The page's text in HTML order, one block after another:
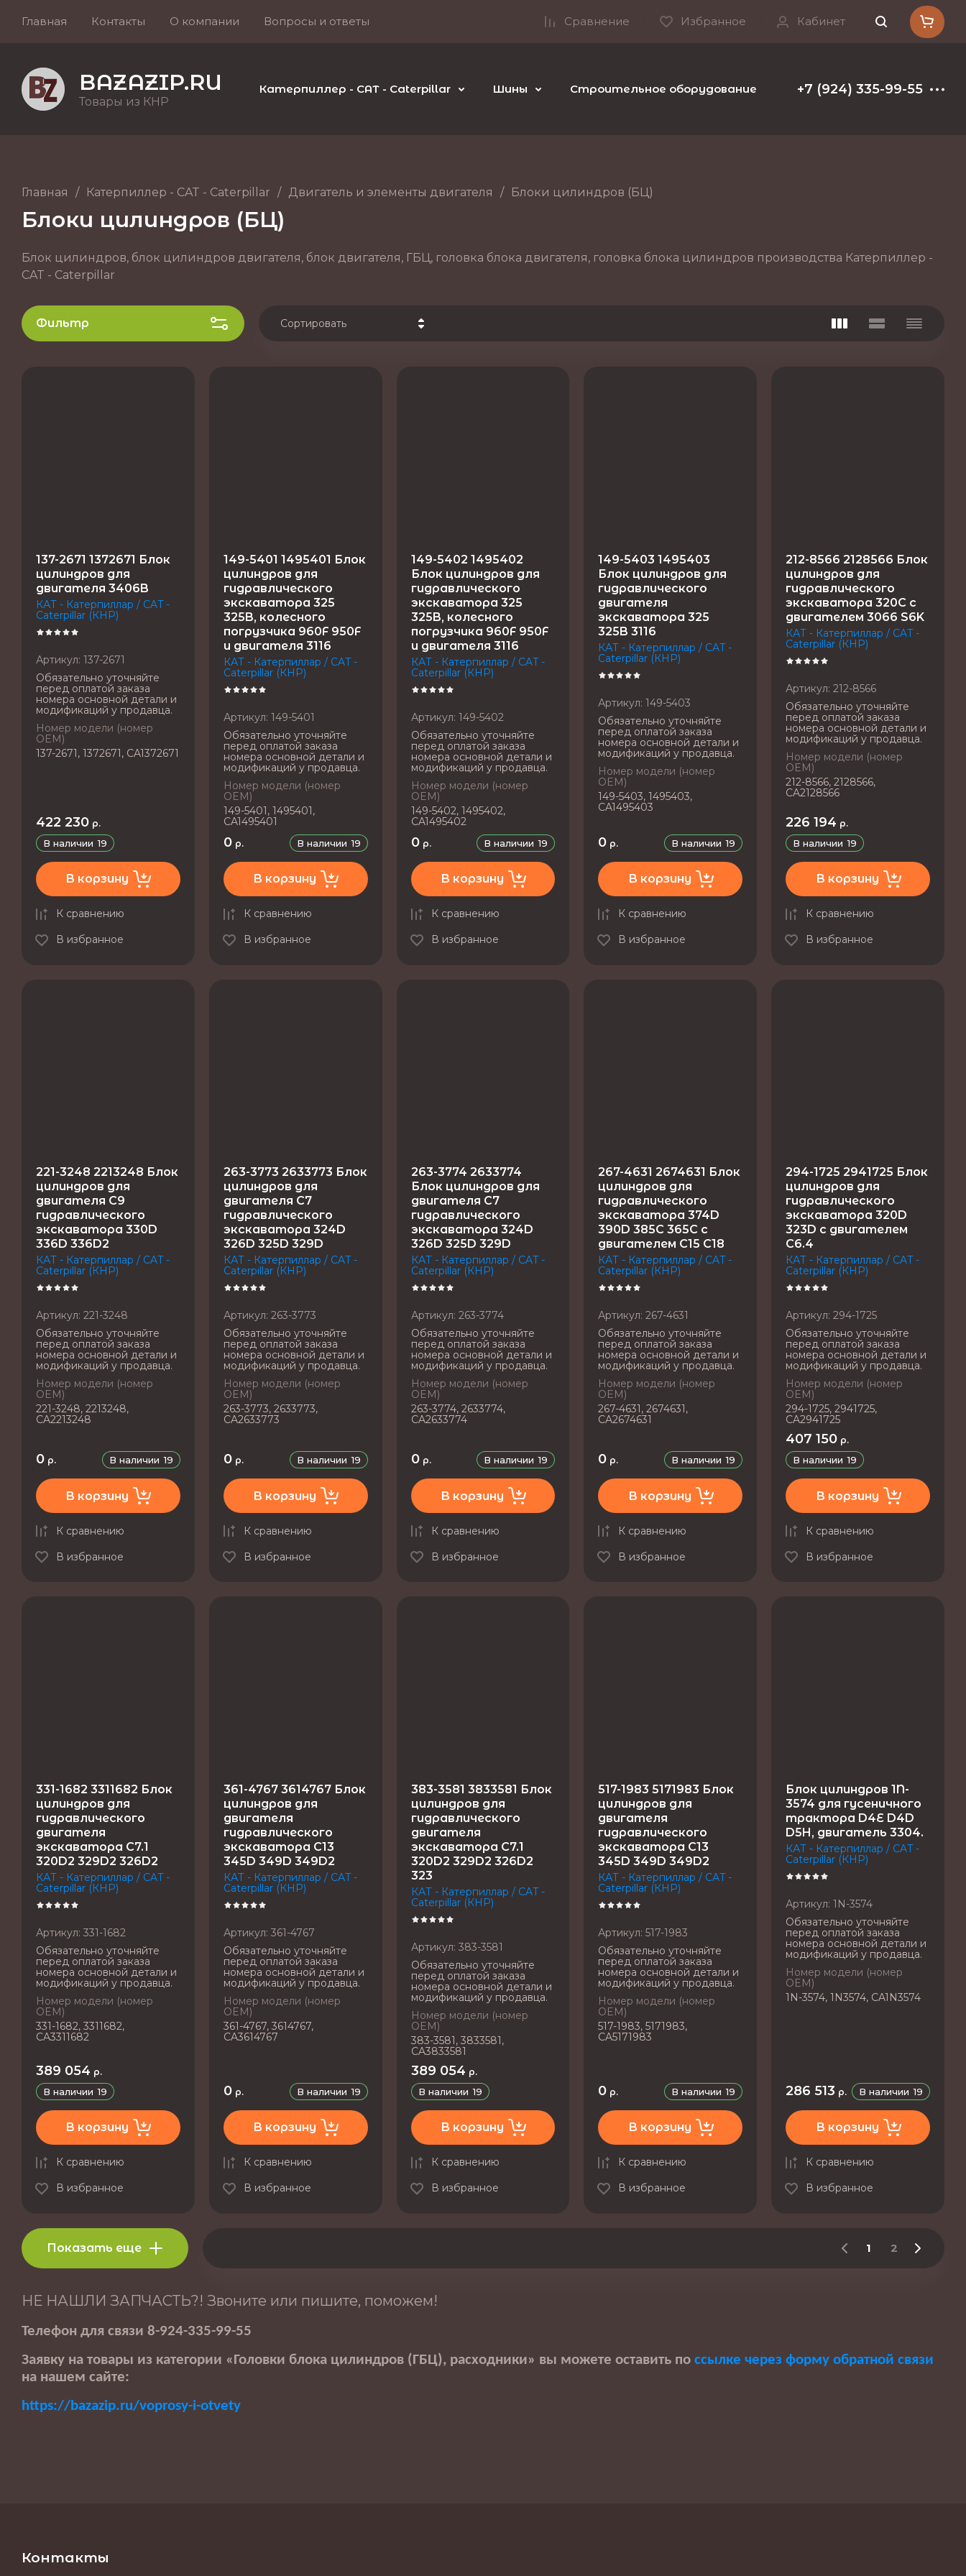
Главная Контакты О компании Вопросы и ответы Сравнение Избранное Кабинет
BAZAZIP.RU
Товары из КНР
Катерпиллер - CAT - Caterpillar Шины Строительное оборудование и расходные материалы
+7 (924) 335-99-55
Главная / Катерпиллер - CAT - Caterpillar / Двигатель и элементы двигателя / Блоки цилиндров (БЦ)
Блоки цилиндров (БЦ)
Блок цилиндров, блок цилиндров двигателя, блок двигателя, ГБЦ, головка блока двигателя, головка блока цилиндров производства Катерпиллер -
CAT - Caterpillar
Фильтр Сортировать
137-2671 1372671 Блок
цилиндров для
двигателя 3406B
КАТ - Катерпиллар / CAT -
Caterpillar (КНР)
Артикул: 137-2671
Обязательно уточняйте
перед оплатой заказа
номера основной детали и
модификаций у продавца.
Номер модели (номер
OEM)
137-2671, 1372671, CA1372671
В наличии 19
422 230 р.
В корзину
К сравнению
В избранное
149-5401 1495401 Блок
цилиндров для
гидравлического
экскаватора 325
325B, колесного
погрузчика 960F 950F
и двигателя 3116
КАТ - Катерпиллар / CAT -
Caterpillar (КНР)
Артикул: 149-5401
Обязательно уточняйте
перед оплатой заказа
номера основной детали и
модификаций у продавца.
Номер модели (номер
OEM)
149-5401, 1495401,
CA1495401
В наличии 19
0 р.
В корзину
К сравнению
В избранное
149-5402 1495402
Блок цилиндров для
гидравлического
экскаватора 325
325B, колесного
погрузчика 960F 950F
и двигателя 3116
КАТ - Катерпиллар / CAT -
Caterpillar (КНР)
Артикул: 149-5402
Обязательно уточняйте
перед оплатой заказа
номера основной детали и
модификаций у продавца.
Номер модели (номер
OEM)
149-5402, 1495402,
CA1495402
В наличии 19
0 р.
В корзину
К сравнению
В избранное
149-5403 1495403
Блок цилиндров для
гидравлического
двигателя
экскаватора 325
325B 3116
КАТ - Катерпиллар / CAT -
Caterpillar (КНР)
Артикул: 149-5403
Обязательно уточняйте
перед оплатой заказа
номера основной детали и
модификаций у продавца.
Номер модели (номер
OEM)
149-5403, 1495403,
CA1495403
В наличии 19
0 р.
В корзину
К сравнению
В избранное
212-8566 2128566 Блок
цилиндров для
гидравлического
экскаватора 320C с
двигателем 3066 S6K
КАТ - Катерпиллар / CAT -
Caterpillar (КНР)
Артикул: 212-8566
Обязательно уточняйте
перед оплатой заказа
номера основной детали и
модификаций у продавца.
Номер модели (номер
OEM)
212-8566, 2128566,
CA2128566
В наличии 19
226 194 р.
В корзину
К сравнению
В избранное
221-3248 2213248 Блок
цилиндров для
двигателя C9
гидравлического
экскаватора 330D
336D 336D2
КАТ - Катерпиллар / CAT -
Caterpillar (КНР)
Артикул: 221-3248
Обязательно уточняйте
перед оплатой заказа
номера основной детали и
модификаций у продавца.
Номер модели (номер
OEM)
221-3248, 2213248,
CA2213248
В наличии 19
0 р.
В корзину
К сравнению
В избранное
263-3773 2633773 Блок
цилиндров для
двигателя C7
гидравлического
экскаватора 324D
326D 325D 329D
КАТ - Катерпиллар / CAT -
Caterpillar (КНР)
Артикул: 263-3773
Обязательно уточняйте
перед оплатой заказа
номера основной детали и
модификаций у продавца.
Номер модели (номер
OEM)
263-3773, 2633773,
CA2633773
В наличии 19
0 р.
В корзину
К сравнению
В избранное
263-3774 2633774
Блок цилиндров для
двигателя C7
гидравлического
экскаватора 324D
326D 325D 329D
КАТ - Катерпиллар / CAT -
Caterpillar (КНР)
Артикул: 263-3774
Обязательно уточняйте
перед оплатой заказа
номера основной детали и
модификаций у продавца.
Номер модели (номер
OEM)
263-3774, 2633774,
CA2633774
В наличии 19
0 р.
В корзину
К сравнению
В избранное
267-4631 2674631 Блок
цилиндров для
гидравлического
экскаватора 374D
390D 385C 365C с
двигателем C15 C18
КАТ - Катерпиллар / CAT -
Caterpillar (КНР)
Артикул: 267-4631
Обязательно уточняйте
перед оплатой заказа
номера основной детали и
модификаций у продавца.
Номер модели (номер
OEM)
267-4631, 2674631,
CA2674631
В наличии 19
0 р.
В корзину
К сравнению
В избранное
294-1725 2941725 Блок
цилиндров для
гидравлического
экскаватора 320D
323D с двигателем
C6.4
КАТ - Катерпиллар / CAT -
Caterpillar (КНР)
Артикул: 294-1725
Обязательно уточняйте
перед оплатой заказа
номера основной детали и
модификаций у продавца.
Номер модели (номер
OEM)
294-1725, 2941725,
CA2941725
В наличии 19
407 150 р.
В корзину
К сравнению
В избранное
331-1682 3311682 Блок
цилиндров для
гидравлического
двигателя
экскаватора C7.1
320D2 329D2 326D2
КАТ - Катерпиллар / CAT -
Caterpillar (КНР)
Артикул: 331-1682
Обязательно уточняйте
перед оплатой заказа
номера основной детали и
модификаций у продавца.
Номер модели (номер
OEM)
331-1682, 3311682,
CA3311682
В наличии 19
389 054 р.
В корзину
К сравнению
В избранное
361-4767 3614767 Блок
цилиндров для
двигателя
гидравлического
экскаватора C13
345D 349D 349D2
КАТ - Катерпиллар / CAT -
Caterpillar (КНР)
Артикул: 361-4767
Обязательно уточняйте
перед оплатой заказа
номера основной детали и
модификаций у продавца.
Номер модели (номер
OEM)
361-4767, 3614767,
CA3614767
В наличии 19
0 р.
В корзину
К сравнению
В избранное
383-3581 3833581 Блок
цилиндров для
гидравлического
двигателя
экскаватора C7.1
320D2 329D2 326D2
323
КАТ - Катерпиллар / CAT -
Caterpillar (КНР)
Артикул: 383-3581
Обязательно уточняйте
перед оплатой заказа
номера основной детали и
модификаций у продавца.
Номер модели (номер
OEM)
383-3581, 3833581,
CA3833581
В наличии 19
389 054 р.
В корзину
К сравнению
В избранное
517-1983 5171983 Блок
цилиндров для
двигателя
гидравлического
экскаватора C13
345D 349D 349D2
КАТ - Катерпиллар / CAT -
Caterpillar (КНР)
Артикул: 517-1983
Обязательно уточняйте
перед оплатой заказа
номера основной детали и
модификаций у продавца.
Номер модели (номер
OEM)
517-1983, 5171983,
CA5171983
В наличии 19
0 р.
В корзину
К сравнению
В избранное
Блок цилиндров 1N-
3574 для гусеничного
трактора D4E D4D
D5H, двигатель 3304.
КАТ - Катерпиллар / CAT -
Caterpillar (КНР)
Артикул: 1N-3574
Обязательно уточняйте
перед оплатой заказа
номера основной детали и
модификаций у продавца.
Номер модели (номер
OEM)
1N-3574, 1N3574, CA1N3574
В наличии 19
286 513 р.
В корзину
К сравнению
В избранное
Показать еще 1 2
НЕ НАШЛИ ЗАПЧАСТЬ?! Звоните или пишите, поможем!
Телефон для связи 8-924-335-99-55
Заявку на товары из категории «Головки блока цилиндров (ГБЦ), расходники» вы можете оставить по ссылке через форму обратной связи
на нашем сайте:
https://bazazip.ru/voprosy-i-otvety
Контакты